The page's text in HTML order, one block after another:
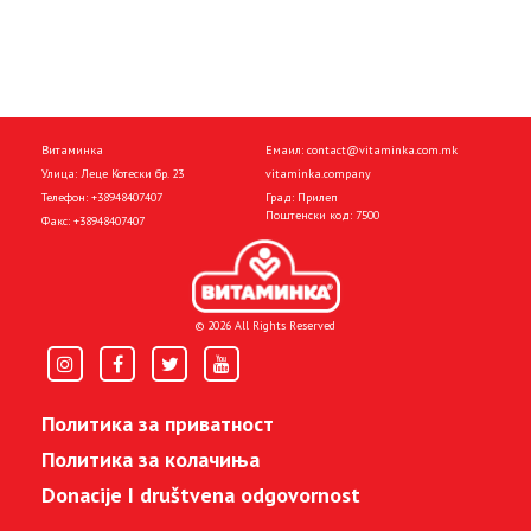
Витаминка
Улица: Леце Котески бр. 23
Телефон: +38948407407
Факс: +38948407407
Емаил: contact@vitaminka.com.mk
vitaminka.company
Град: Прилеп
Поштенски код: 7500
© 2026 All Rights Reserved
Политика за приватност
Политика за колачиња
Donacije I društvena odgovornost